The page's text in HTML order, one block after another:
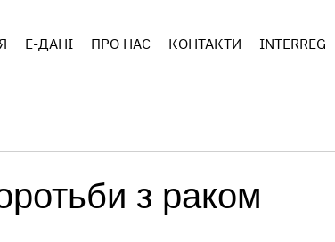
E-ДАНІ ПРО НАС КОНТАКТИ INTERREG
з раком